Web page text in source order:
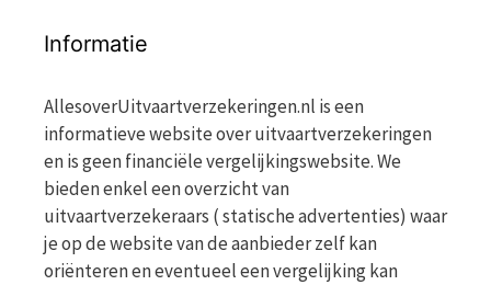
Informatie
AllesoverUitvaartverzekeringen.nl is een
informatieve website over uitvaartverzekeringen
en is geen financiële vergelijkingswebsite. We
bieden enkel een overzicht van
uitvaartverzekeraars ( statische advertenties) waar
je op de website van de aanbieder zelf kan
oriënteren en eventueel een vergelijking kan